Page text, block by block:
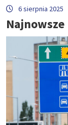
6 sierpnia 2025
Najnowsze